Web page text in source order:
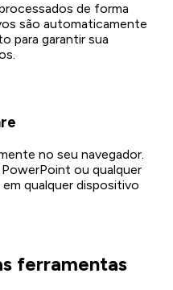
de forma
são automaticamente
para garantir sua
no seu navegador.
ou qualquer
qualquer dispositivo
ferramentas